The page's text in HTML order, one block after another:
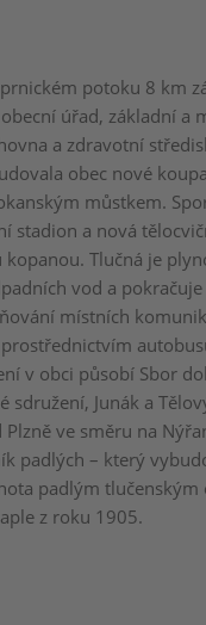
potoku 8 km
úřad, základní a
a zdravotní
obec nové
můstkem.
stadion a nová
kopanou. Tlučná je
vod a pokračuje
místních
v obci působí Sbor
sdružení, Junák a
Plzně ve směru na
padlých – který
padlým tlučenským
z roku 1905.